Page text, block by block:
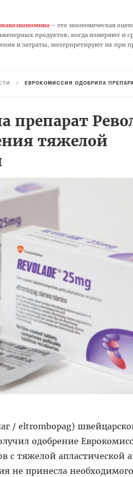
– это экономическая
продуктов, когда измеряют и
и затраты, интерпретируют их при
/ ЕВРОКОМИССИЯ ОДОБРИЛА
препарат
тяжелой
/ eltrombopag)
одобрение
с тяжелой апластической
не принесла